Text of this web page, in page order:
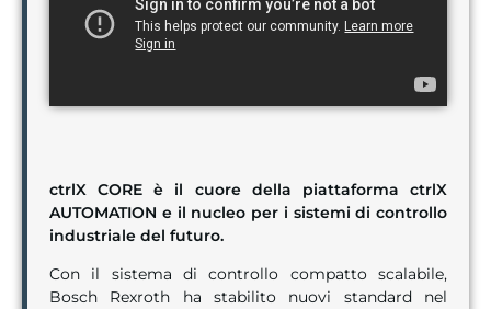
ctrlX CORE è il cuore della piattaforma ctrlX
AUTOMATION e il nucleo per i sistemi di controllo
industriale del futuro.
Con il sistema di controllo compatto scalabile,
Bosch Rexroth ha stabilito nuovi standard nel